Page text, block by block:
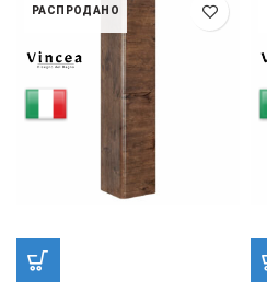
РАСПРОДАНО